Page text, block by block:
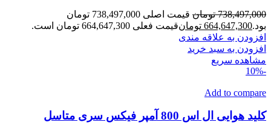
738,497,000 تومان
قیمت اصلی 738,497,000 تومان
بود.664,647,300 تومانقیمت فعلی 664,647,300 تومان است.
افزودن به علاقه مندی
افزودن به سبد خرید
مشاهده سریع
-10%
Add to compare
کلید هوایی ال اس 800 آمپر فیکس سری متاسل